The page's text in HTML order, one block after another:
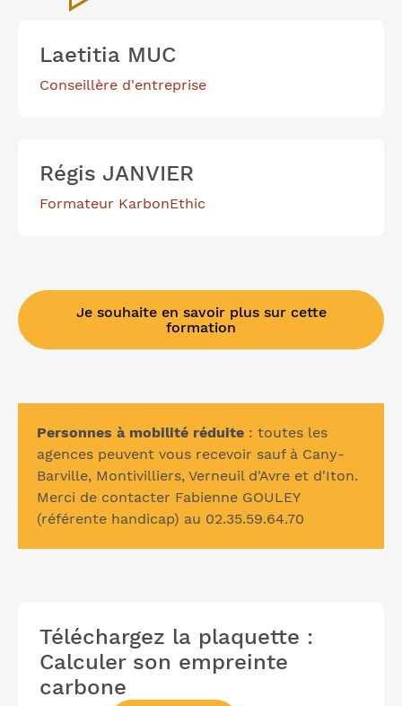
Laetitia MUC
Conseillère d'entreprise
Régis JANVIER
Formateur KarbonEthic
Je souhaite en savoir plus sur cette
formation
Personnes à mobilité réduite : toutes les
agences peuvent vous recevoir sauf à Cany-
Barville, Montivilliers, Verneuil d'Avre et d'Iton.
Merci de contacter Fabienne GOULEY
(référente handicap) au 02.35.59.64.70
Téléchargez la plaquette :
Calculer son empreinte
carbone